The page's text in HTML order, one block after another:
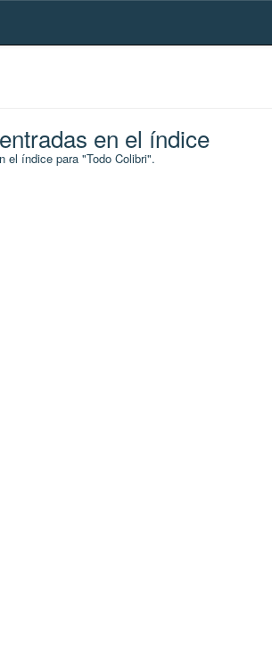
en el índice
el índice para "Todo Colibri".